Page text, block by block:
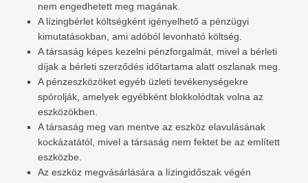
nem engedhetett meg magának.
A lízingbérlet költségként igényelhető a pénzügyi
kimutatásokban, ami adóból levonható költség.
A társaság képes kezelni pénzforgalmát, mivel a bérleti
díjak a bérleti szerződés időtartama alatt oszlanak meg.
A pénzeszközöket egyéb üzleti tevékenységekre
spórolják, amelyek egyébként blokkolódtak volna az
eszközökben.
A társaság meg van mentve az eszköz elavulásának
kockázatától, mivel a társaság nem fektet be az említett
eszközbe.
Az eszköz megvásárlására a lízingidőszak végén